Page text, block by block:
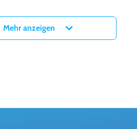
zeitlicher Beschränkungen)
Mehr anzeigen